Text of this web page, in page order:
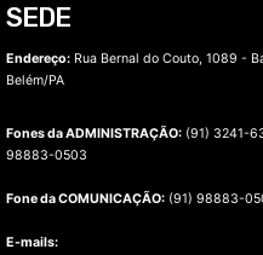
SEDE
Endereço: Rua Bernal do Couto, 1089 -
Belém/PA
Fones da ADMINISTRAÇÃO: (91) 3241-
98883-0503
Fone da COMUNICAÇÃO: (91) 98883-
E-mails: